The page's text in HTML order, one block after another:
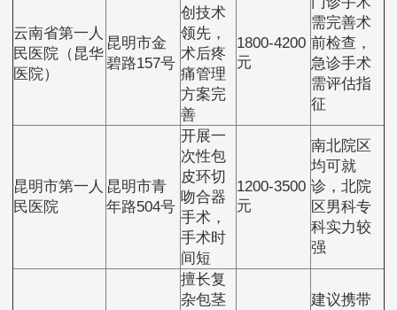
云南省第一人
民医院（昆华
医院）
昆明市金
碧路157号
创技术
领先，
术后疼
痛管理
方案完
善
1800-4200
元
需完善术
前检查，
急诊手术
需评估指
征
昆明市第一人
民医院
昆明市青
年路504号
开展一
次性包
皮环切
吻合器
手术，
手术时
间短
1200-3500
元
南北院区
均可就
诊，北院
区男科专
科实力较
强
擅长复
杂包茎
建议携带